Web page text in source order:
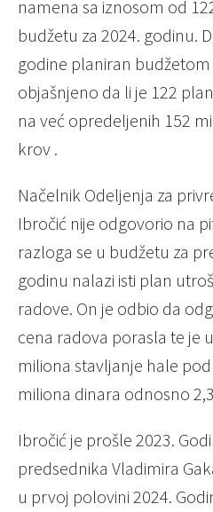
namena sa iznosom od
budžetu za 2024. godinu.
godine planiran
objašnjeno da li je 122
na već opredeljenih 152
krov .
Načelnik Odeljenja za
Ibročić nije odgovorio na
razloga se u budžetu za
godinu nalazi isti plan
radove. On je odbio da
cena radova porasla te je
miliona stavljanje hale
miliona dinara odnosno
Ibročić je prošle 2023.
predsednika Vladimira
u prvoj polovini 2024.